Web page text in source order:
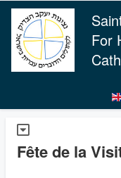
For
Fête de la